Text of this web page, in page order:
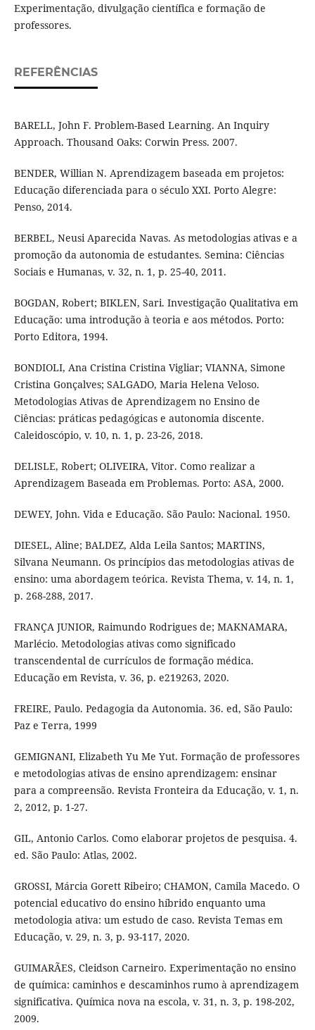
Experimentação, divulgação científica e formação de
professores.
REFERÊNCIAS
BARELL, John F. Problem-Based Learning. An Inquiry
Approach. Thousand Oaks: Corwin Press. 2007.
BENDER, Willian N. Aprendizagem baseada em projetos:
Educação diferenciada para o século XXI. Porto Alegre:
Penso, 2014.
BERBEL, Neusi Aparecida Navas. As metodologias ativas e a
promoção da autonomia de estudantes. Semina: Ciências
Sociais e Humanas, v. 32, n. 1, p. 25-40, 2011.
BOGDAN, Robert; BIKLEN, Sari. Investigação Qualitativa em
Educação: uma introdução à teoria e aos métodos. Porto:
Porto Editora, 1994.
BONDIOLI, Ana Cristina Cristina Vigliar; VIANNA, Simone
Cristina Gonçalves; SALGADO, Maria Helena Veloso.
Metodologias Ativas de Aprendizagem no Ensino de
Ciências: práticas pedagógicas e autonomia discente.
Caleidoscópio, v. 10, n. 1, p. 23-26, 2018.
DELISLE, Robert; OLIVEIRA, Vitor. Como realizar a
Aprendizagem Baseada em Problemas. Porto: ASA, 2000.
DEWEY, John. Vida e Educação. São Paulo: Nacional. 1950.
DIESEL, Aline; BALDEZ, Alda Leila Santos; MARTINS,
Silvana Neumann. Os princípios das metodologias ativas de
ensino: uma abordagem teórica. Revista Thema, v. 14, n. 1,
p. 268-288, 2017.
FRANÇA JUNIOR, Raimundo Rodrigues de; MAKNAMARA,
Marlécio. Metodologias ativas como significado
transcendental de currículos de formação médica.
Educação em Revista, v. 36, p. e219263, 2020.
FREIRE, Paulo. Pedagogia da Autonomia. 36. ed, São Paulo:
Paz e Terra, 1999
GEMIGNANI, Elizabeth Yu Me Yut. Formação de professores
e metodologias ativas de ensino aprendizagem: ensinar
para a compreensão. Revista Fronteira da Educação, v. 1, n.
2, 2012, p. 1-27.
GIL, Antonio Carlos. Como elaborar projetos de pesquisa. 4.
ed. São Paulo: Atlas, 2002.
GROSSI, Márcia Gorett Ribeiro; CHAMON, Camila Macedo. O
potencial educativo do ensino híbrido enquanto uma
metodologia ativa: um estudo de caso. Revista Temas em
Educação, v. 29, n. 3, p. 93-117, 2020.
GUIMARÃES, Cleidson Carneiro. Experimentação no ensino
de química: caminhos e descaminhos rumo à aprendizagem
significativa. Química nova na escola, v. 31, n. 3, p. 198-202,
2009.